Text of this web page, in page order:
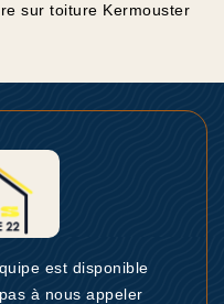
sur toiture Kermouster
est disponible
à nous appeler